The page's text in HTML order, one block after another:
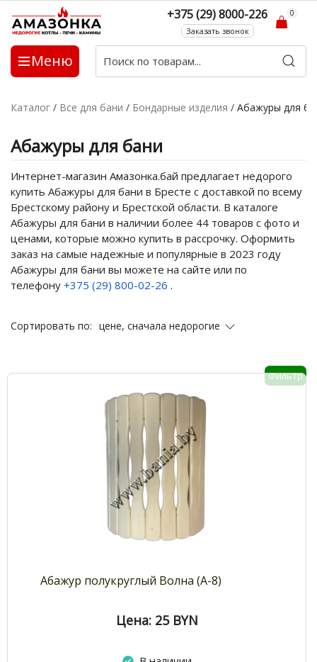
Меню
+375 (29) 8000-226
Заказать звонок
0
Каталог / Все для бани / Бондарные изделия / Абажуры для
Абажуры для бани
Интернет-магазин Амазонка.бай предлагает недорого
купить Абажуры для бани в Бресте с доставкой по всему
Брестскому району и Брестской области. В каталоге
Абажуры для бани в наличии более 44 товаров с фото и
ценами, которые можно купить в рассрочку. Оформить
заказ на самые надежные и популярные в 2023 году
Абажуры для бани вы можете на сайте или по
телефону +375 (29) 800-02-26 .
Сортировать по: цене, сначала недорогие
Фильтр
Абажур полукруглый Волна (А-8)
Цена: 25 BYN